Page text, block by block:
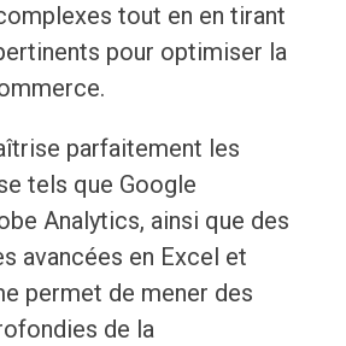
tout en en tirant
pour optimiser la
parfaitement les
tels que Google
Analytics, ainsi que des
avancées en Excel et
permet de mener des
de la